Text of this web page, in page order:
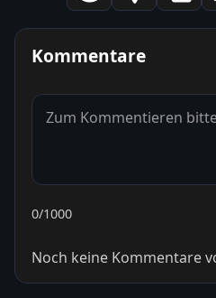
Kommentare
0/1000
Noch keine Kommentare